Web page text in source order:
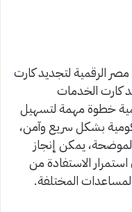
الرقمية لتجديد كارت
يعد تجديد كارت الخدمات
الرقمية خطوة مهمة لتسهيل
بشكل سريع وآمن،
يمكن إنجاز
الاستفادة من
المختلفة.